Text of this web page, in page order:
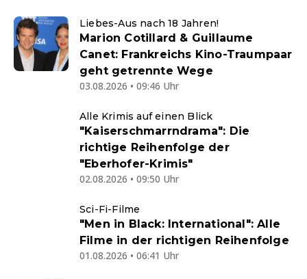
Liebes-Aus nach 18 Jahren!
Marion Cotillard & Guillaume
Canet: Frankreichs Kino-Traumpaar
geht getrennte Wege
03.08.2026 • 09:46 Uhr
Alle Krimis auf einen Blick
"Kaiserschmarrndrama": Die
richtige Reihenfolge der
"Eberhofer-Krimis"
02.08.2026 • 09:50 Uhr
Sci-Fi-Filme
"Men in Black: International": Alle
Filme in der richtigen Reihenfolge
01.08.2026 • 06:41 Uhr